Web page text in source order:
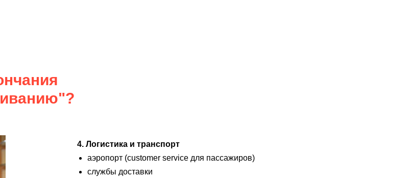
4. Логистика и транспорт
аэропорт (customer service для пассажиров)
службы доставки